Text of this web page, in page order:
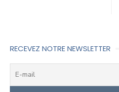
RECEVEZ NOTRE NEWSLETTER